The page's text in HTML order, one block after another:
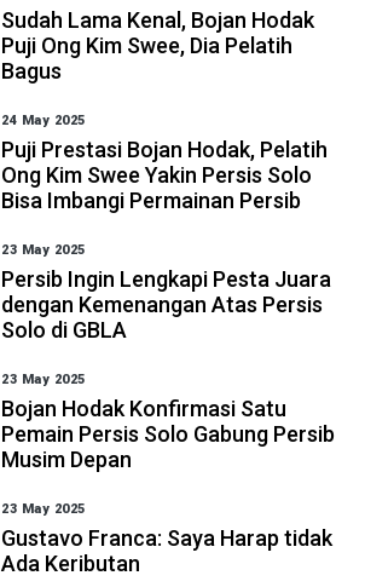
Sudah Lama Kenal, Bojan Hodak
Puji Ong Kim Swee, Dia Pelatih
Bagus
24 May 2025
Puji Prestasi Bojan Hodak, Pelatih
Ong Kim Swee Yakin Persis Solo
Bisa Imbangi Permainan Persib
23 May 2025
Persib Ingin Lengkapi Pesta Juara
dengan Kemenangan Atas Persis
Solo di GBLA
23 May 2025
Bojan Hodak Konfirmasi Satu
Pemain Persis Solo Gabung Persib
Musim Depan
23 May 2025
Gustavo Franca: Saya Harap tidak
Ada Keributan